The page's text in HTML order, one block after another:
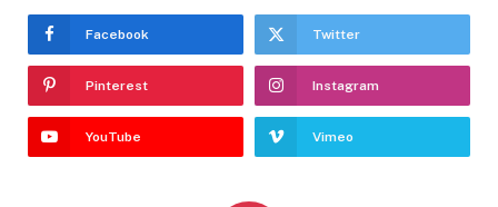
Facebook Twitter
Pinterest Instagram
YouTube Vimeo